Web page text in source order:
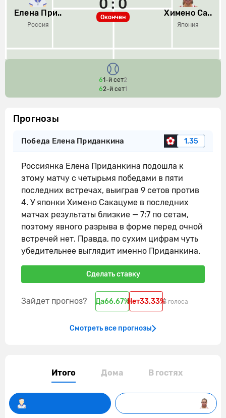
Елена При..
Россия
Окончен
0 : 0
Химено Са..
Япония
61-й сет2
62-й сет1
Прогнозы
Победа Елена Приданкина 1.35
Россиянка Елена Приданкина подошла к
этому матчу с четырьмя победами в пяти
последних встречах, выиграв 9 сетов против
4. У японки Химено Сакацуме в последних
матчах результаты близкие — 7:7 по сетам,
поэтому явного разрыва в форме перед очной
встречей нет. Правда, по сухим цифрам чуть
убедительнее выглядит именно Приданкина.
Сделать ставку
Зайдет прогноз? Да66.67%Нет33.33%3 голоса
Смотреть все прогнозы
Итого Дома В гостях